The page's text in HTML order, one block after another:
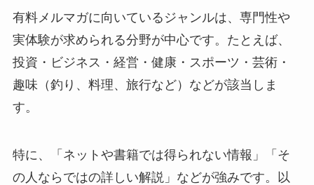
有料メルマガに向いているジャンルは、専門性や
実体験が求められる分野が中心です。たとえば、
投資・ビジネス・経営・健康・スポーツ・芸術・
趣味（釣り、料理、旅行など）などが該当しま
す。
特に、「ネットや書籍では得られない情報」「そ
の人ならではの詳しい解説」などが強みです。以